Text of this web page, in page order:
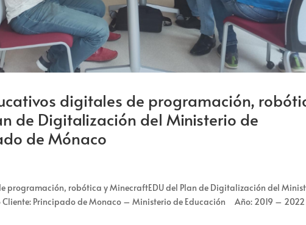
digitales de programación,
de Digitalización del Ministerio de
de Mónaco
programación, robótica y MinecraftEDU del Plan de Digitalización del
Principado de Monaco – Ministerio de Educación Año: 2019 – 2022